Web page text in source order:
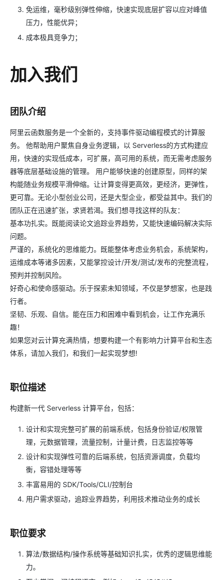
免运维，毫秒级别弹性伸缩，快速实现底层扩容以应对峰值
压力，性能优异；
成本极具竞争力；
加入我们
团队介绍
阿里云函数服务是一个全新的，支持事件驱动编程模式的计算服
务。 他帮助用户聚焦自身业务逻辑，以 Serverless的方式构建应
用，快速的实现低成本，可扩展，高可用的系统，而无需考虑服务
器等底层基础设施的管理。 用户能够快速的创建原型，同样的架
构能随业务规模平滑伸缩。让计算变得更高效，更经济，更弹性，
更可靠。无论小型创业公司，还是大型企业，都受益其中。我们的
团队正在迅速扩张，求贤若渴。我们想寻找这样的队友：
基本功扎实。既能阅读论文追踪业界趋势，又能快速编码解决实际
问题。
严谨的，系统化的思维能力。既能整体考虑业务机会，系统架构，
运维成本等诸多因素，又能掌控设计/开发/测试/发布的完整流程，
预判并控制风险。
好奇心和使命感驱动。乐于探索未知领域，不仅是梦想家，也是践
行者。
坚韧、乐观、自信。能在压力和困难中看到机会，让工作充满乐
趣！
如果您对云计算充满热情，想要构建一个有影响力计算平台和生态
体系，请加入我们，和我们一起实现梦想!
职位描述
构建新一代 Serverless 计算平台，包括：
设计和实现完整可扩展的前端系统，包括身份验证/权限管
理，元数据管理，流量控制，计量计费，日志监控等等
设计和实现弹性可靠的后端系统，包括资源调度，负载均
衡，容错处理等等
丰富易用的 SDK/Tools/CLI/控制台
用户需求驱动，追踪业界趋势，利用技术推动业务的成长
职位要求
算法/数据结构/操作系统等基础知识扎实，优秀的逻辑思维能
力。